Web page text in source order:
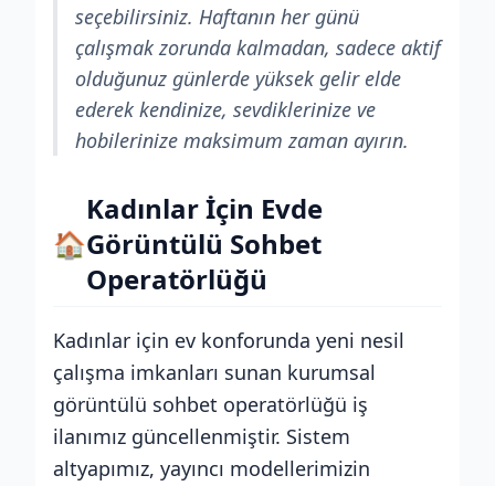
seçebilirsiniz. Haftanın her günü
çalışmak zorunda kalmadan, sadece aktif
olduğunuz günlerde yüksek gelir elde
ederek kendinize, sevdiklerinize ve
hobilerinize maksimum zaman ayırın.
🏠
Kadınlar İçin Evde
Görüntülü Sohbet
Operatörlüğü
Kadınlar için ev konforunda yeni nesil
çalışma imkanları sunan kurumsal
görüntülü sohbet operatörlüğü iş
ilanımız güncellenmiştir. Sistem
altyapımız, yayıncı modellerimizin